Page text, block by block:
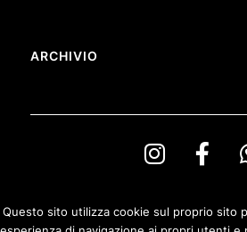
ARCHIVIO
Questo sito utilizza cookie sul proprio sito